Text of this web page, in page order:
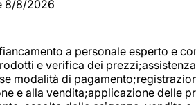
8/8/2026
a personale esperto e
e verifica dei
modalità di
e alla vendita;applicazione delle